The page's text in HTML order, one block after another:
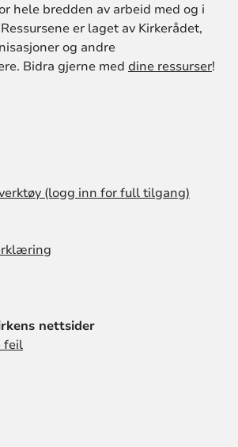
hele bredden av arbeid med og i
er laget av Kirkerådet,
og andre
Bidra gjerne med dine ressurser!
(logg inn for full tilgang)
nettsider
feil